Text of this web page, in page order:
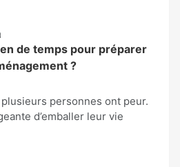
de temps pour préparer
?
personnes ont peur.
d’emballer leur vie